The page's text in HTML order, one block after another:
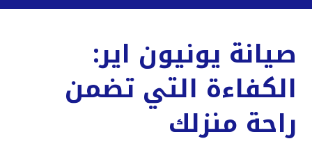
صيانة يونيون اير:
الكفاءة التي تضمن
راحة منزلك